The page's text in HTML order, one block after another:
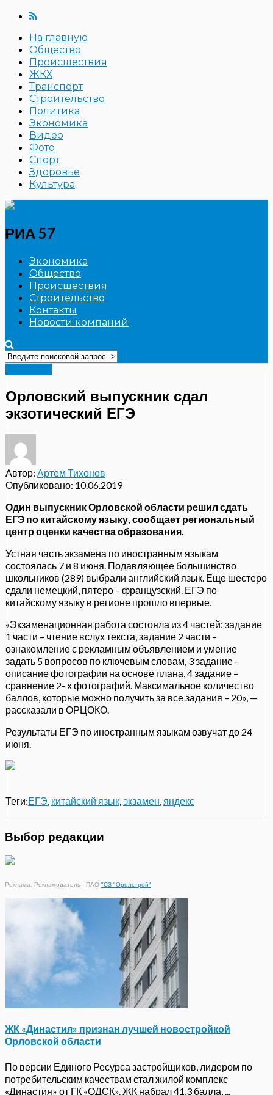
На главную
Общество
Происшествия
ЖКХ
Транспорт
Строительство
Политика
Экономика
Видео
Фото
Спорт
Здоровье
Культура
РИА 57
Экономика
Общество
Происшествия
Строительство
Контакты
Новости компаний
Орловский выпускник сдал
экзотический ЕГЭ
Автор: Артем Тихонов
Опубликовано: 10.06.2019
Один выпускник Орловской области решил сдать
ЕГЭ по китайскому языку, сообщает региональный
центр оценки качества образования.
Устная часть экзамена по иностранным языкам
состоялась 7 и 8 июня. Подавляющее большинство
школьников (289) выбрали английский язык. Еще шестеро
сдали немецкий, пятеро – французский. ЕГЭ по
китайскому языку в регионе прошло впервые.
«Экзаменационная работа состояла из 4 частей: задание
1 части – чтение вслух текста, задание 2 части –
ознакомление с рекламным объявлением и умение
задать 5 вопросов по ключевым словам, 3 задание –
описание фотографии на основе плана, 4 задание –
сравнение 2- х фотографий. Максимальное количество
баллов, которые можно получить за все задания – 20», —
рассказали в ОРЦОКО.
Результаты ЕГЭ по иностранным языкам озвучат до 24
июня.
Теги:ЕГЭ китайский язык экзамен яндекс
Выбор редакции
Реклама. Рекламодатель - ПАО "СЗ "Орелстрой"
ЖК «Династия» признан лучшей новостройкой
Орловской области
По версии Единого Ресурса застройщиков, лидером по
потребительским качествам стал жилой комплекс
«Династия» от ГК «ОДСК». ЖК набрал 41,3 балла, ...